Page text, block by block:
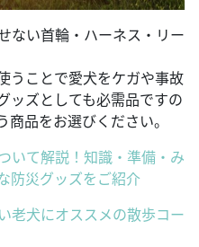
ない首輪・ハーネス・リー
うことで愛犬をケガや事故
ッズとしても必需品ですの
品をお選びください。
いて解説！知識・準備・み
防災グッズをご紹介
老犬にオススメの散歩コー